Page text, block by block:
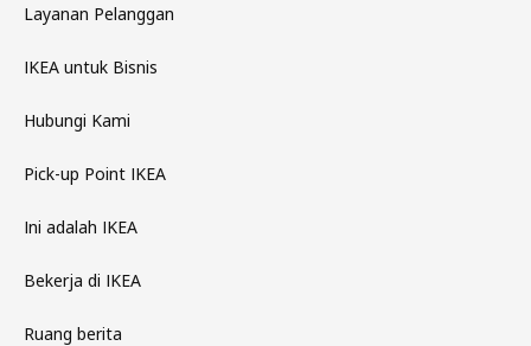
Layanan Pelanggan
IKEA untuk Bisnis
Hubungi Kami
Pick-up Point IKEA
Ini adalah IKEA
Bekerja di IKEA
Ruang berita